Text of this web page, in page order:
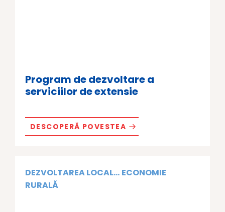
Program de dezvoltare a
serviciilor de extensie
DESCOPERĂ POVESTEA
DEZVOLTAREA LOCAL... ECONOMIE
RURALĂ